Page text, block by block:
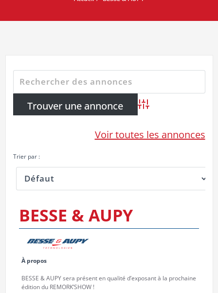
Advanced Search
Voir toutes les annonces
Trier par :
BESSE & AUPY
À propos
BESSE & AUPY sera présent en qualité d’exposant à la prochaine
édition du REMORK’SHOW !